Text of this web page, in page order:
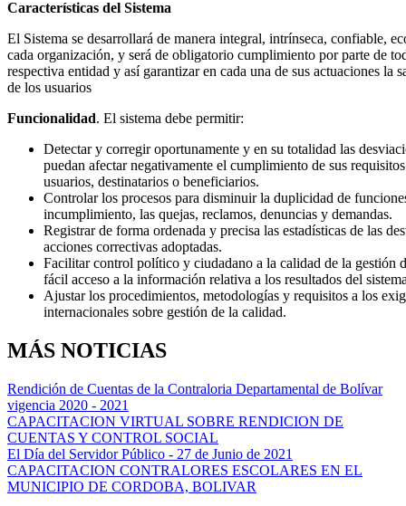
Características del Sistema
El Sistema se desarrollará de manera integral, intrínseca, confiable,
cada organización, y será de obligatorio cumplimiento por parte de
respectiva entidad y así garantizar en cada una de sus actuaciones la
de los usuarios
Funcionalidad. El sistema debe permitir:
Detectar y corregir oportunamente y en su totalidad las
puedan afectar negativamente el cumplimiento de sus
usuarios, destinatarios o beneficiarios.
Controlar los procesos para disminuir la duplicidad de
incumplimiento, las quejas, reclamos, denuncias y demandas.
Registrar de forma ordenada y precisa las estadísticas de las
acciones correctivas adoptadas.
Facilitar control político y ciudadano a la calidad de la gestión
fácil acceso a la información relativa a los resultados del
Ajustar los procedimientos, metodologías y requisitos a los
internacionales sobre gestión de la calidad.
MÁS NOTICIAS
Rendición de Cuentas de la Contraloria Departamental de Bolívar
vigencia 2020 - 2021
CAPACITACION VIRTUAL SOBRE RENDICION DE
CUENTAS Y CONTROL SOCIAL
El Día del Servidor Público - 27 de Junio de 2021
CAPACITACION CONTRALORES ESCOLARES EN EL
MUNICIPIO DE CORDOBA, BOLIVAR